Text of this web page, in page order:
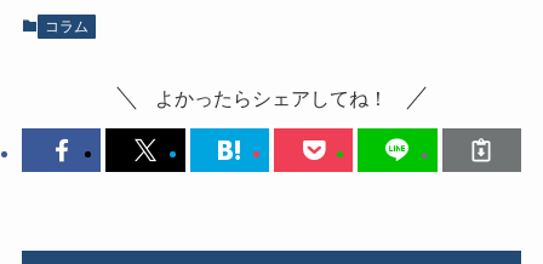
コラム
よかったらシェアしてね！